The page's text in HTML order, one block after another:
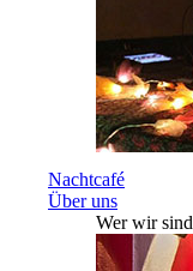
Nachtcafé
Über uns
Wer wir sind